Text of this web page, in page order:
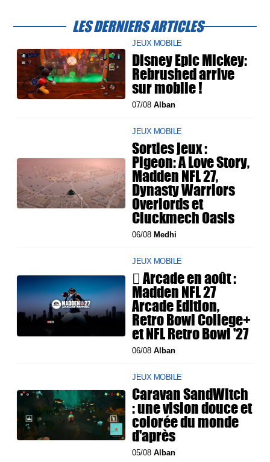
LES DERNIERS ARTICLES
JEUX MOBILE
Disney Epic Mickey:
Rebrushed arrive
sur mobile !
07/08Alban
JEUX MOBILE
Sorties jeux :
Pigeon: A Love Story,
Madden NFL 27,
Dynasty Warriors
Overlords et
Cluckmech Oasis
06/08 Medhi
JEUX MOBILE
 Arcade en août :
Madden NFL 27
Arcade Edition,
Retro Bowl College+
et NFL Retro Bowl '27
06/08Alban
JEUX MOBILE
Caravan SandWitch
: une vision douce et
colorée du monde
d'après
05/08Alban